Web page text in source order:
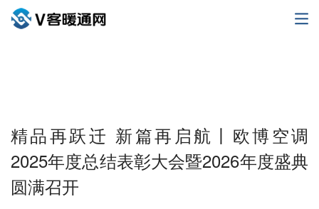
精品再跃迁 新篇再启航丨欧博空调
2025年度总结表彰大会暨2026年度盛典
圆满召开